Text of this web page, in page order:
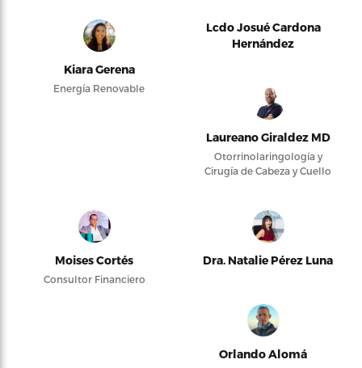
Kiara Gerena
Energía Renovable
Lcdo Josué Cardona
Hernández
Laureano Giraldez MD
Otorrinolaringología y
Cirugía de Cabeza y Cuello
Moises Cortés
Consultor Financiero
Dra. Natalie Pérez Luna
Orlando Alomá